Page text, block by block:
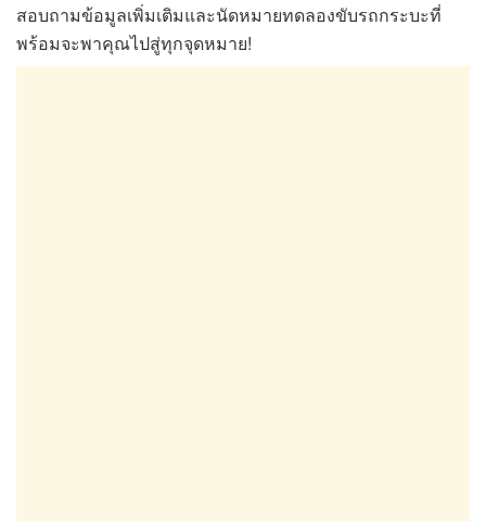
สอบถามข้อมูลเพิ่มเติมและนัดหมายทดลองขับรถกระบะที่
พร้อมจะพาคุณไปสู่ทุกจุดหมาย!